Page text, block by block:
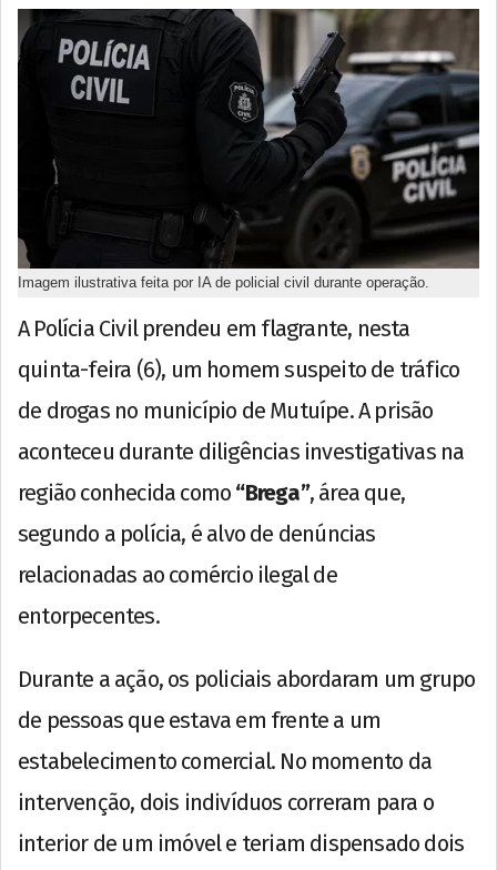
Imagem ilustrativa feita por IA de policial civil durante operação.
A Polícia Civil prendeu em flagrante, nesta
quinta-feira (6), um homem suspeito de tráfico
de drogas no município de Mutuípe. A prisão
aconteceu durante diligências investigativas na
região conhecida como “Brega”, área que,
segundo a polícia, é alvo de denúncias
relacionadas ao comércio ilegal de
entorpecentes.
Durante a ação, os policiais abordaram um grupo
de pessoas que estava em frente a um
estabelecimento comercial. No momento da
intervenção, dois indivíduos correram para o
interior de um imóvel e teriam dispensado dois